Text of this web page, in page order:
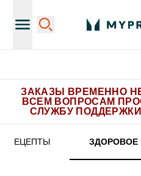
ЗАКАЗЫ ВРЕМЕННО
ВСЕМ ВОПРОСАМ
СЛУЖБУ
РЕЦЕПТЫ ЗДОРОВОЕ